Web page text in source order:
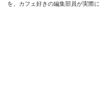
を、カフェ好きの編集部員が実際